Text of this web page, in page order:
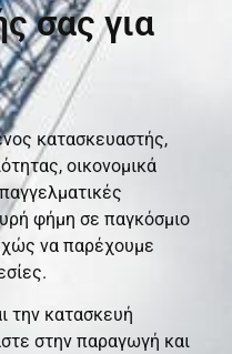
σας για
κατασκευαστής,
οικονομικά
φήμη σε παγκόσμιο
να παρέχουμε
την κατασκευή
στην παραγωγή και